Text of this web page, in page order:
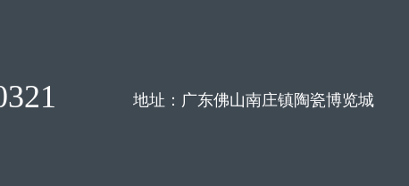
地址：广东佛山南庄镇陶瓷博览城